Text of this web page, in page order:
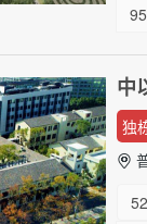
中
独